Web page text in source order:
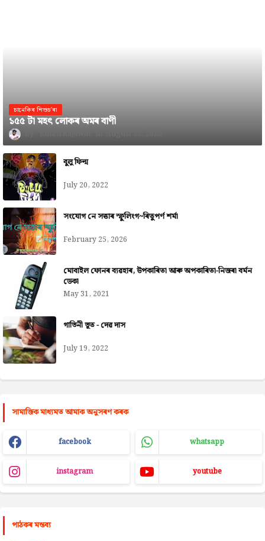
চানেকিৰ শিশুচ'ৰা
১৫৫ টা মহৎ লোকৰ অমৰ বাণী
বুলু ফিল্ম
July 20, 2022
সংযোগ নে সত্তাৰ স্ফুলিংগ~ৰিতুপৰ্ণ শৰ্মা
February 25, 2026
মোবাইল ফোনৰ ব্যৱহাৰ, উপকাৰিতা আৰু অপকাৰিতা-নিজৰা বৰ্মন
ডেকা
May 31, 2021
গাভিনী ভূত - দেৱ দাস
July 19, 2022
সামাজিক মাধ্যমত আমাক অনুসৰণ কৰক
facebook whatsapp
instagram youtube
পাঠকৰ মন্তব্য